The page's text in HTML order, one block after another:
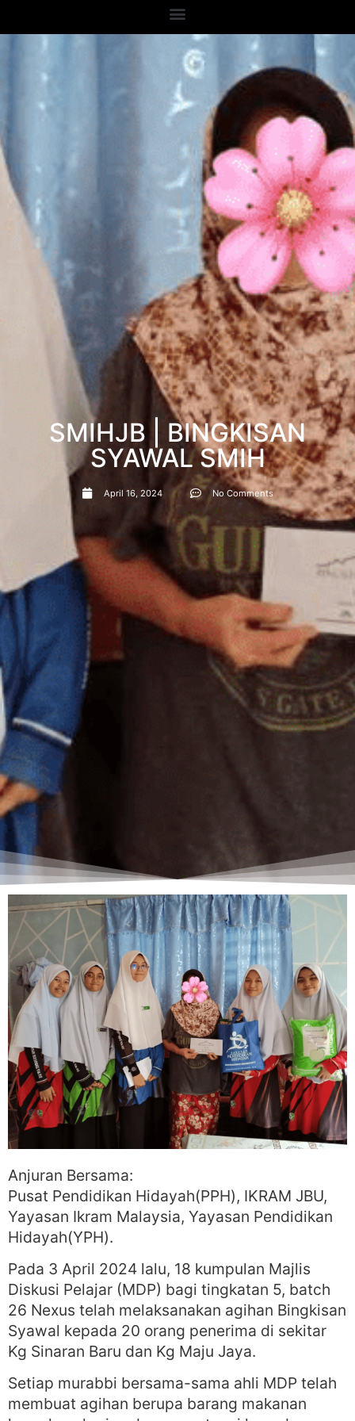
SMIHJB | BINGKISAN
SYAWAL SMIH
April 16, 2024 No Comments
Anjuran Bersama:
Pusat Pendidikan Hidayah(PPH), IKRAM JBU,
Yayasan Ikram Malaysia, Yayasan Pendidikan
Hidayah(YPH).
Pada 3 April 2024 lalu, 18 kumpulan Majlis
Diskusi Pelajar (MDP) bagi tingkatan 5, batch
26 Nexus telah melaksanakan agihan Bingkisan
Syawal kepada 20 orang penerima di sekitar
Kg Sinaran Baru dan Kg Maju Jaya.
Setiap murabbi bersama-sama ahli MDP telah
membuat agihan berupa barang makanan